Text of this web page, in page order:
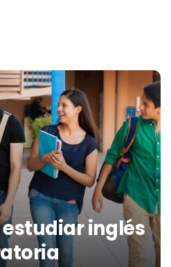
inglés